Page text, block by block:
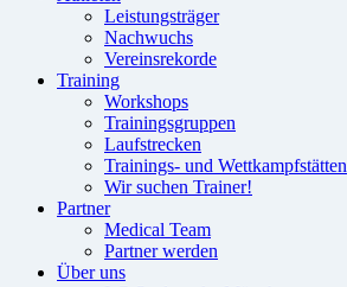
Leistungsträger
Nachwuchs
Vereinsrekorde
Training
Workshops
Trainingsgruppen
Laufstrecken
Trainings- und Wettkampfstätten
Wir suchen Trainer!
Partner
Medical Team
Partner werden
Über uns